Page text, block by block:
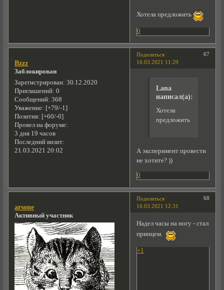
Хотела предложить
0
Поделиться
67
16.03.2021 11:29
Bzzz
Заблокирован
Зарегистрирован: 30.12.2020
Приглашений: 0
Сообщений: 368
Уважение: [+79/-1]
Позитив: [+60/-0]
Провел на форуме:
3 дня 19 часов
Последний визит:
21.03.2021 20:02
Lana
написал(а):
Хотела
предложить
А эксперимент провести
не хотите? ))
0
Поделиться
68
16.03.2021 12:31
arsone
Активный участник
Надел часы на ногу - стал
принцем.
+1